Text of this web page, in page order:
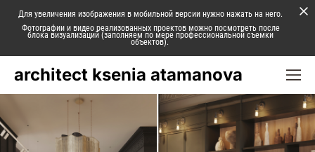
Для увеличения изображения в мобильной версии нужно нажать на него.
Фотографии и видео реализованных проектов можно посмотреть после
блока визуализаций (заполняем по мере профессиональной съемки
объектов).
architect ksenia atamanova